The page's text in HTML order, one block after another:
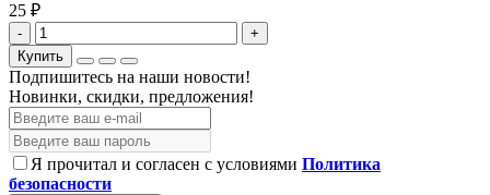
25 ₽
-
+
Купить
Подпишитесь на наши новости!
Новинки, скидки, предложения!
Я прочитал и согласен с условиями Политика
безопасности